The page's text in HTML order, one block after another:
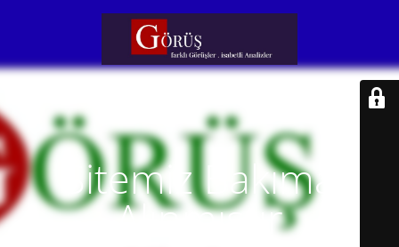
Sitemiz Bakıma
Alınmıştır